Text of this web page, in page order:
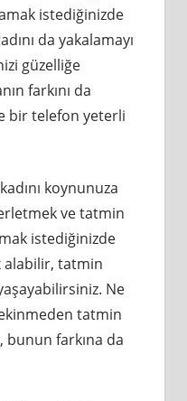
istediğinizde
da yakalamayı
güzelliğe
farkını da
bir telefon yeterli
koynunuza
ve tatmin
istediğinizde
alabilir, tatmin
Ne
tatmin
bunun farkına da